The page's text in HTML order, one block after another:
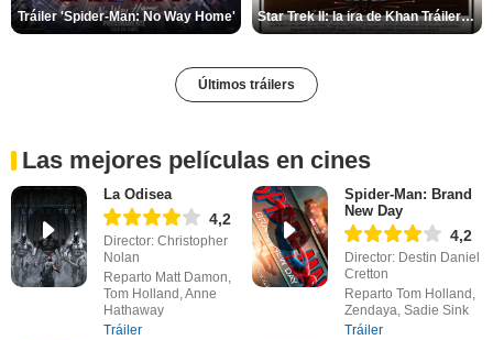
Tráiler 'Spider-Man: No Way Home' Star Trek II: la ira de Khan Tráiler VO
Últimos tráilers
Las mejores películas en cines
La Odisea
4,2
Director: Christopher
Nolan
Reparto Matt Damon,
Tom Holland, Anne
Hathaway
Tráiler
Spider-Man: Brand
New Day
4,2
Director: Destin Daniel
Cretton
Reparto Tom Holland,
Zendaya, Sadie Sink
Tráiler